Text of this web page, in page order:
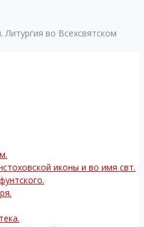
Литургия во Всехсвятском
иконы и во имя свт.